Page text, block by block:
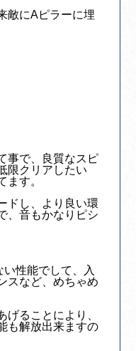
敵にAピラーに埋
事で、良質なスピ
限クリアしたい
ます。
ドし、より良い環
、音もかなりピシ
性能でして、入
スなど、めちゃめ
げることにより、
も解放出来ますの